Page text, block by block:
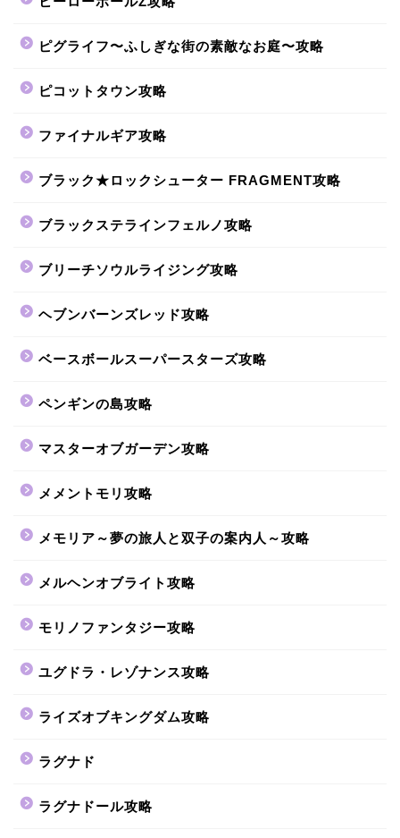
ピグライフ〜ふしぎな街の素敵なお庭〜攻略
ピコットタウン攻略
ファイナルギア攻略
ブラック★ロックシューター FRAGMENT攻略
ブラックステラインフェルノ攻略
ブリーチソウルライジング攻略
ヘブンバーンズレッド攻略
ベースボールスーパースターズ攻略
ペンギンの島攻略
マスターオブガーデン攻略
メメントモリ攻略
メモリア～夢の旅人と双子の案内人～攻略
メルヘンオブライト攻略
モリノファンタジー攻略
ユグドラ・レゾナンス攻略
ライズオブキングダム攻略
ラグナド
ラグナドール攻略